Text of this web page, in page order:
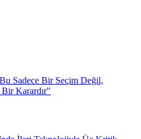
Sadece Bir Seçim Değil,
Karardır"